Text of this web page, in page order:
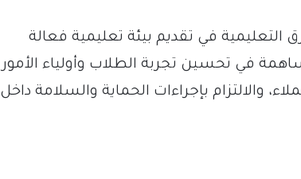
التعليمية في تقديم بيئة تعليمية فعالة
في تحسين تجربة الطلاب وأولياء الأمور
والالتزام بإجراءات الحماية والسلامة داخل